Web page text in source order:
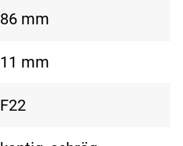
86 mm
11 mm
F22